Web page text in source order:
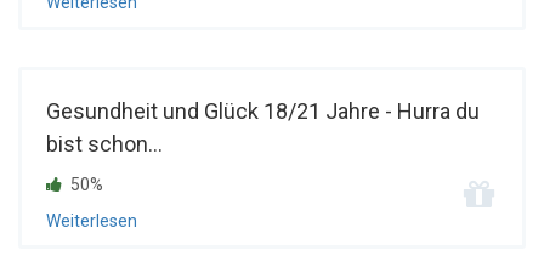
Gesundheit und Glück 18/21 Jahre - Hurra du
bist schon...
50%
Weiterlesen